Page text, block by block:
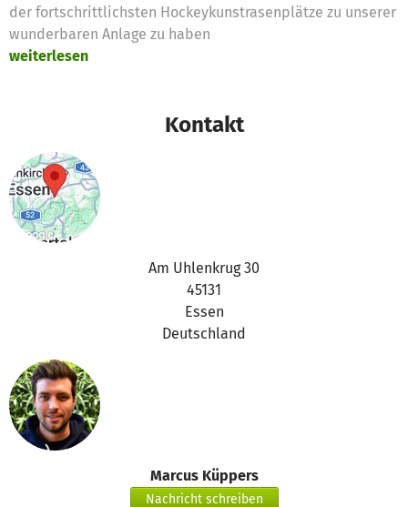
der fortschrittlichsten Hockeykunstrasenplätze zu unserer
wunderbaren Anlage zu haben
weiterlesen
Kontakt
Am Uhlenkrug 30
45131
Essen
Deutschland
Marcus Küppers
Nachricht schreiben